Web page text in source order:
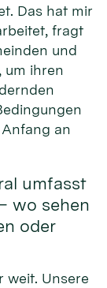
Das hat mir
fragt
und
um ihren
an
umfasst
wo sehen
oder
weit. Unsere